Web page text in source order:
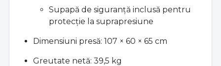
Supapă de siguranță inclusă pentru
protecție la suprapresiune
Dimensiuni presă: 107 × 60 × 65 cm
Greutate netă: 39,5 kg